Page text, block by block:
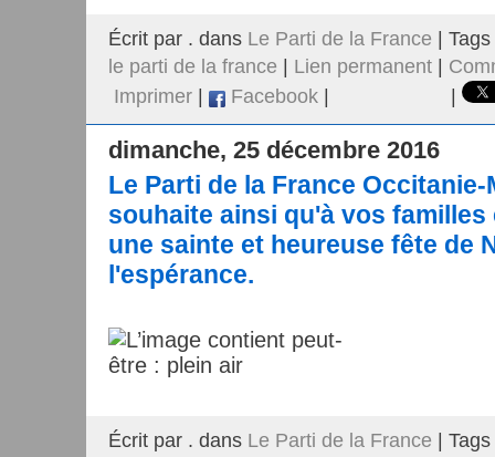
Écrit par . dans Le Parti de la France |
le parti de la france
Lien permanent
Imprimer
Facebook
dimanche, 25 décembre 2016
Le Parti de la France
souhaite ainsi qu'à vos
une sainte et heureuse fête de
l'espérance.
Écrit par . dans Le Parti de la France |